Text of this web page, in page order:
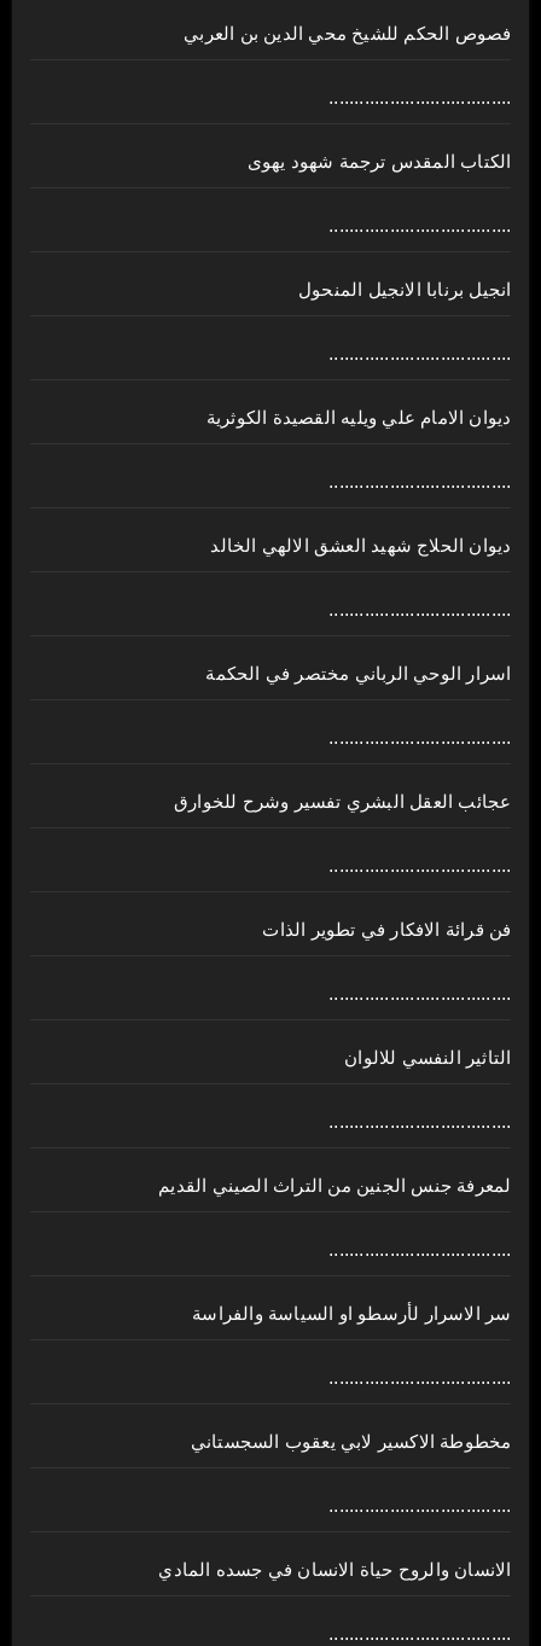
فصوص الحكم للشيخ محي الدين بن العربي
....................................
الكتاب المقدس ترجمة شهود يهوى
....................................
انجيل برنابا الانجيل المنحول
....................................
ديوان الامام علي ويليه القصيدة الكوثرية
....................................
ديوان الحلاج شهيد العشق الالهي الخالد
....................................
اسرار الوحي الرباني مختصر في الحكمة
....................................
عجائب العقل البشري تفسير وشرح للخوارق
....................................
فن قرائة الافكار في تطوير الذات
....................................
التاثير النفسي للالوان
....................................
لمعرفة جنس الجنين من التراث الصيني القديم
....................................
سر الاسرار لأرسطو او السياسة والفراسة
....................................
مخطوطة الاكسير لابي يعقوب السجستاني
....................................
الانسان والروح حياة الانسان في جسده المادي
....................................